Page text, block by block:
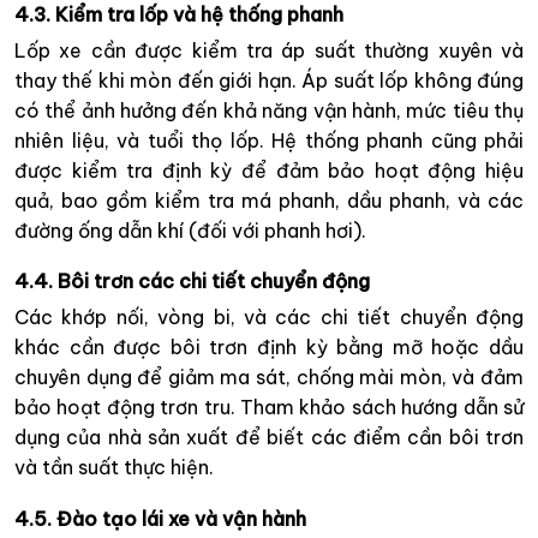
4.3. Kiểm tra lốp và hệ thống phanh
Lốp xe cần được kiểm tra áp suất thường xuyên và
thay thế khi mòn đến giới hạn. Áp suất lốp không đúng
có thể ảnh hưởng đến khả năng vận hành, mức tiêu thụ
nhiên liệu, và tuổi thọ lốp. Hệ thống phanh cũng phải
được kiểm tra định kỳ để đảm bảo hoạt động hiệu
quả, bao gồm kiểm tra má phanh, dầu phanh, và các
đường ống dẫn khí (đối với phanh hơi).
4.4. Bôi trơn các chi tiết chuyển động
Các khớp nối, vòng bi, và các chi tiết chuyển động
khác cần được bôi trơn định kỳ bằng mỡ hoặc dầu
chuyên dụng để giảm ma sát, chống mài mòn, và đảm
bảo hoạt động trơn tru. Tham khảo sách hướng dẫn sử
dụng của nhà sản xuất để biết các điểm cần bôi trơn
và tần suất thực hiện.
4.5. Đào tạo lái xe và vận hành